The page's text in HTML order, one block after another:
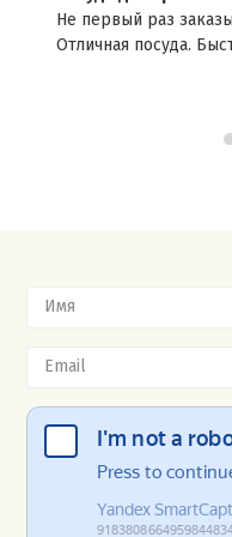
Не первый раз
Отличная посуда.